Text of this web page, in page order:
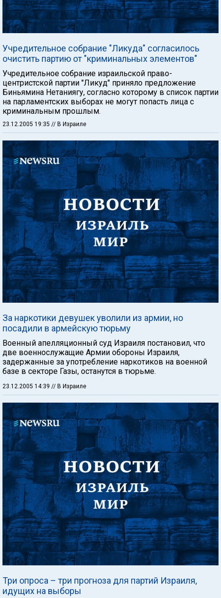
Учредительное собрание "Ликуда" согласилось
очистить партию от "криминальных элементов"
Учредительное собрание израильской право-
центристской партии "Ликуд" приняло предложение
Биньямина Нетаниягу, согласно которому в список партии
на парламентских выборах не могут попасть лица с
криминальным прошлым.
23.12.2005 19:35 // В Израиле
За наркотики девушек уволили из армии, но
посадили в армейскую тюрьму
Военный апелляционный суд Израиля постановил, что
две военнослужащие Армии обороны Израиля,
задержанные за употребление наркотиков на военной
базе в секторе Газы, останутся в тюрьме.
23.12.2005 14:39 // В Израиле
Три опроса – три прогноза для партий Израиля,
идущих на выборы